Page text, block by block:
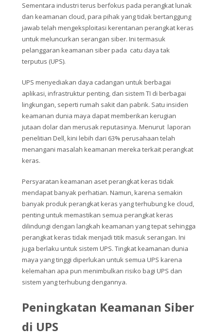
Sementara industri terus berfokus pada perangkat lunak
dan keamanan cloud, para pihak yang tidak bertanggung
jawab telah mengeksploitasi kerentanan perangkat keras
untuk meluncurkan serangan siber. Ini termasuk
pelanggaran keamanan siber pada catu daya tak
terputus (UPS).
UPS menyediakan daya cadangan untuk berbagai
aplikasi, infrastruktur penting, dan sistem TI di berbagai
lingkungan, seperti rumah sakit dan pabrik. Satu insiden
keamanan dunia maya dapat memberikan kerugian
jutaan dolar dan merusak reputasinya. Menurut laporan
penelitian Dell, kini lebih dari 63% perusahaan telah
menangani masalah keamanan mereka terkait perangkat
keras.
Persyaratan keamanan aset perangkat keras tidak
mendapat banyak perhatian. Namun, karena semakin
banyak produk perangkat keras yang terhubung ke cloud,
penting untuk memastikan semua perangkat keras
dilindungi dengan langkah keamanan yang tepat sehingga
perangkat keras tidak menjadi titik masuk serangan. Ini
juga berlaku untuk sistem UPS. Tingkat keamanan dunia
maya yang tinggi diperlukan untuk semua UPS karena
kelemahan apa pun menimbulkan risiko bagi UPS dan
sistem yang terhubung dengannya.
Peningkatan Keamanan Siber
di UPS